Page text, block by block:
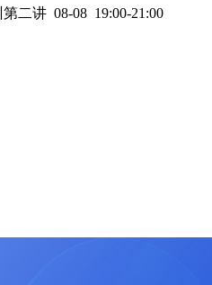
08-08 19:00-21:00